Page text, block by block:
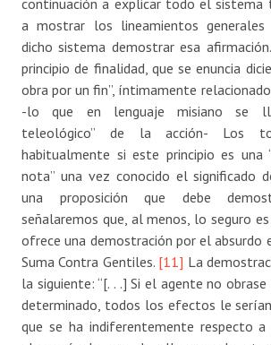
continuación a explicar todo el sistema
a mostrar los lineamientos
dicho sistema demostrar esa
principio de finalidad, que se enuncia
obra por un fin”, íntimamente
-lo que en lenguaje misiano se
teleológico” de la acción- Los
habitualmente si este principio es una
nota” una vez conocido el significado
una proposición que debe
señalaremos que, al menos, lo seguro
ofrece una demostración por el absurdo
Suma Contra Gentiles. [11] La
la siguiente: “[. . .] Si el agente no
determinado, todos los efectos le
que se ha indiferentemente respecto a